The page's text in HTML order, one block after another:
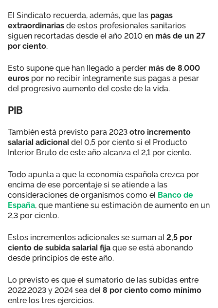
El Sindicato recuerda, además, que las pagas
extraordinarias de estos profesionales sanitarios
siguen recortadas desde el año 2010 en más de un 27
por ciento.
Esto supone que han llegado a perder más de 8.000
euros por no recibir íntegramente sus pagas a pesar
del progresivo aumento del coste de la vida.
PIB
También está previsto para 2023 otro incremento
salarial adicional del 0,5 por ciento si el Producto
Interior Bruto de este año alcanza el 2,1 por ciento.
Todo apunta a que la economía española crezca por
encima de ese porcentaje si se atiende a las
consideraciones de organismos como el Banco de
España, que mantiene su estimación de aumento en un
2,3 por ciento.
Estos incrementos adicionales se suman al 2,5 por
ciento de subida salarial fija que se está abonando
desde principios de este año.
Lo previsto es que el sumatorio de las subidas entre
2022,2023 y 2024 sea del 8 por ciento como mínimo
entre los tres ejercicios.